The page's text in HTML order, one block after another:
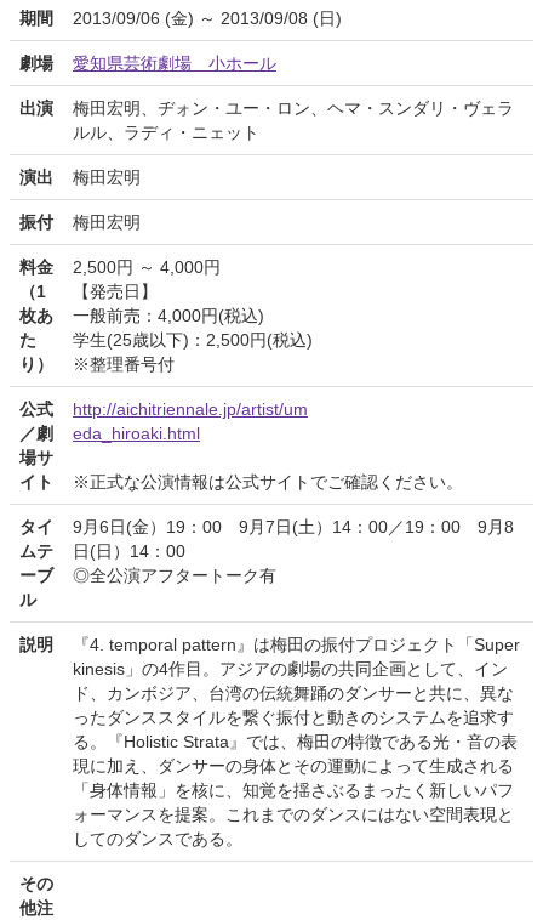
期間 2013/09/06 (金) ～ 2013/09/08 (日)
劇場 愛知県芸術劇場 小ホール
出演
梅田宏明、ヂォン・ユー・ロン、ヘマ・スンダリ・ヴェラ
ルル、ラディ・ニェット
演出 梅田宏明
振付 梅田宏明
料金
（1
枚あ
た
り）
2,500円 ～ 4,000円
【発売日】
一般前売：4,000円(税込)
学生(25歳以下)：2,500円(税込)
※整理番号付
公式
／劇
場サ
イト
http://aichitriennale.jp/artist/um
eda_hiroaki.html
※正式な公演情報は公式サイトでご確認ください。
タイ
ムテ
ーブ
ル
9月6日(金）19：00 9月7日(土）14：00／19：00 9月8
日(日）14：00
◎全公演アフタートーク有
説明
『4. temporal pattern』は梅田の振付プロジェクト「Super
kinesis」の4作目。アジアの劇場の共同企画として、イン
ド、カンボジア、台湾の伝統舞踊のダンサーと共に、異な
ったダンススタイルを繋ぐ振付と動きのシステムを追求す
る。『Holistic Strata』では、梅田の特徴である光・音の表
現に加え、ダンサーの身体とその運動によって生成される
「身体情報」を核に、知覚を揺さぶるまったく新しいパフ
ォーマンスを提案。これまでのダンスにはない空間表現と
してのダンスである。
その
他注